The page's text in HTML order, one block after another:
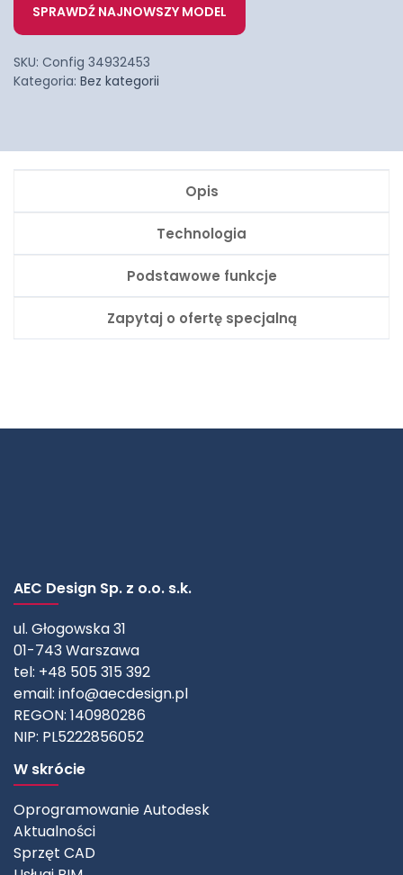
SPRAWDŹ NAJNOWSZY MODEL
SKU: Config 34932453
Kategoria: Bez kategorii
Opis
Technologia
Podstawowe funkcje
Zapytaj o ofertę specjalną
AEC Design Sp. z o.o. s.k.
ul. Głogowska 31
01-743 Warszawa
tel: +48 505 315 392
email: info@aecdesign.pl
REGON: 140980286
NIP: PL5222856052
W skrócie
Oprogramowanie Autodesk
Aktualności
Sprzęt CAD